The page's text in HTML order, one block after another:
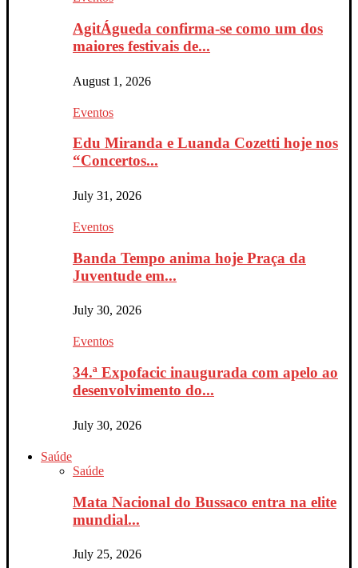
AgitÁgueda confirma-se como um dos
maiores festivais de...
August 1, 2026
Eventos
Edu Miranda e Luanda Cozetti hoje nos
“Concertos...
July 31, 2026
Eventos
Banda Tempo anima hoje Praça da
Juventude em...
July 30, 2026
Eventos
34.ª Expofacic inaugurada com apelo ao
desenvolvimento do...
July 30, 2026
Saúde
Saúde
Mata Nacional do Bussaco entra na elite
mundial...
July 25, 2026